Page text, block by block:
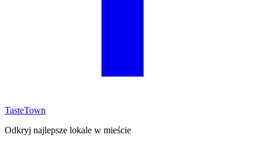
TasteTown
Odkryj najlepsze lokale w mieście